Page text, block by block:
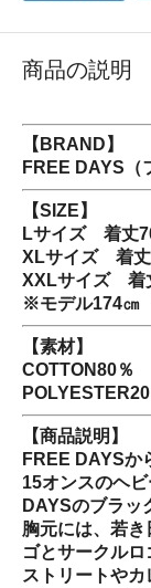
商品の説明
【BRAND】
FREE DAYS（
【SIZE】
Lサイズ 着丈
XLサイズ 着
XXLサイズ
※モデル174
【素材】
COTTON80％
【商品説明】
FREE DAYSか
15オンスのヘ
DAYSのブラッ
胸元には、若
ゴとサークルロ
ストリートや